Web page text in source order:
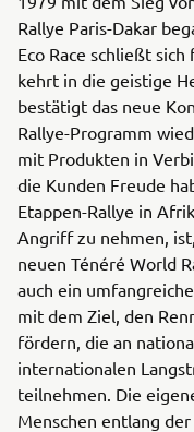
Rallye Paris-Dakar
Eco Race schließt
kehrt in die geistige
bestätigt das neue
Rallye-Programm
mit Produkten in
die Kunden Freude
Etappen-Rallye in
Angriff zu nehmen,
neuen Ténéré World
auch ein
mit dem Ziel, den
fördern, die an
internationalen
teilnehmen. Die
Menschen entlang